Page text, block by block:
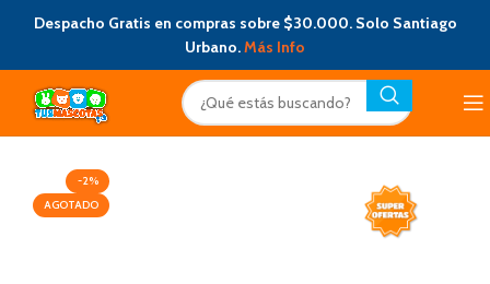
Despacho Gratis en compras sobre $30.000. Solo Santiago
Urbano.Más Info
-2%
AGOTADO